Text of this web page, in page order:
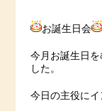
お誕生日会
今月お誕生日
した。
今日の主役に